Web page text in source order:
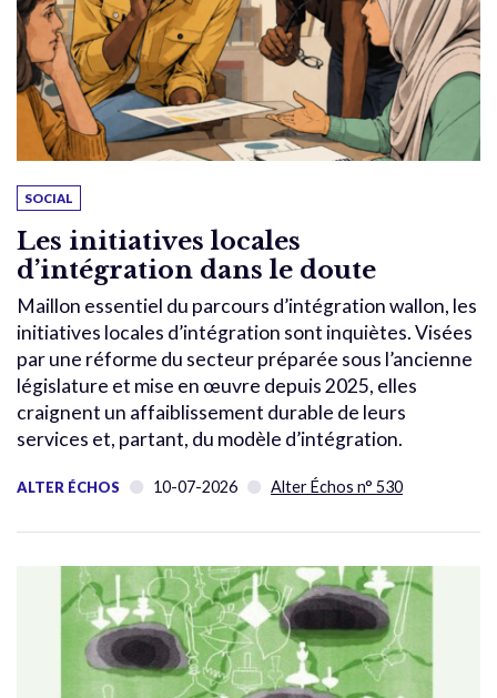
SOCIAL
Les initiatives locales
d’intégration dans le doute
Maillon essentiel du parcours d’intégration wallon, les
initiatives locales d’intégration sont inquiètes. Visées
par une réforme du secteur préparée sous l’ancienne
législature et mise en œuvre depuis 2025, elles
craignent un affaiblissement durable de leurs
services et, partant, du modèle d’intégration.
ALTER ÉCHOS 10-07-2026 Alter Échos n° 530